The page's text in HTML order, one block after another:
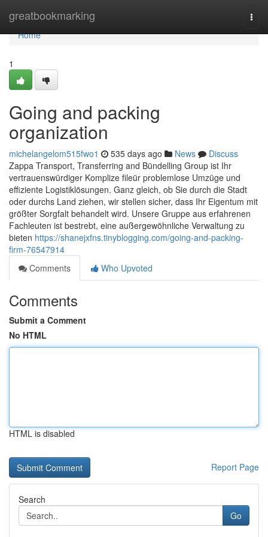
greatbookmarking
Home
Home
1
Going and packing
organization
michelangelom515fwo1 535 days ago News
Discuss
Zappa Transport, Transferring and Bündelling Group ist Ihr
vertrauenswürdiger Komplize fileür problemlose Umzüge und
effiziente Logistiklösungen. Ganz gleich, ob Sie durch die Stadt
oder durchs Land ziehen, wir stellen sicher, dass Ihr Eigentum mit
größter Sorgfalt behandelt wird. Unsere Gruppe aus erfahrenen
Fachleuten ist bestrebt, eine außergewöhnliche Verwaltung zu
bieten https://shanejxfns.tinyblogging.com/going-and-packing-
firm-76547914
Comments
Who Upvoted
Comments
Submit a Comment
No HTML
HTML is disabled
Report Page
Search
Go